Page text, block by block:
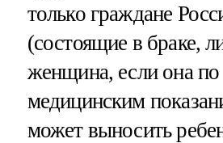
только граждане
(состоящие в браке,
женщина, если она по
медицинским
может выносить